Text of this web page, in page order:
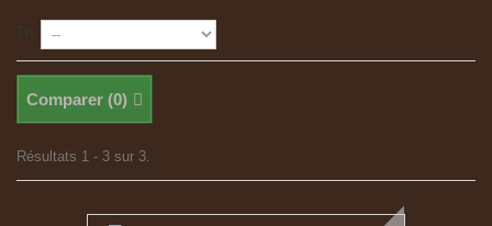
Comparer (0)
Résultats 1 - 3 sur 3.